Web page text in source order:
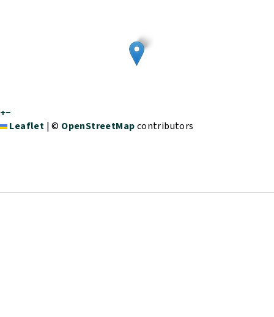
+−
Leaflet |© OpenStreetMapcontributors